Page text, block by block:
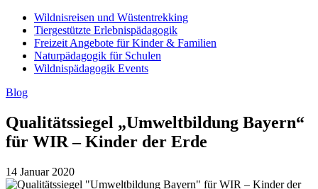
Wildnisreisen und Wüstentrekking
Tiergestützte Erlebnispädagogik
Freizeit Angebote für Kinder & Familien
Naturpädagogik für Schulen
Wildnispädagogik Events
Blog
Qualitätssiegel „Umweltbildung Bayern“
für WIR – Kinder der Erde
14 Januar 2020